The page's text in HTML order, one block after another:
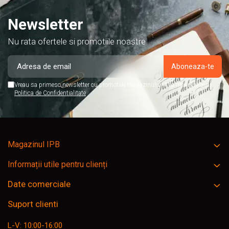
Newsletter
Nu rata ofertele si promotiile noastre
Vreau sa primesc newsletter cu promotiile magazinului. Afla mai multe in
Politica de Confidentialitate
Magazinul IPB
Informații utile pentru clienți
Date comerciale
Suport clienti
L-V: 10:00-16:00